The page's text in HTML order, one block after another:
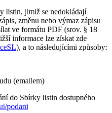
listin, jimiž se nedokládají
změnu nebo výmaz zápisu
ve formátu PDF (srov. § 18
informace lze získat zde
), a to následujícími způsoby:
(emailem)
do Sbírky listin dostupného
podani